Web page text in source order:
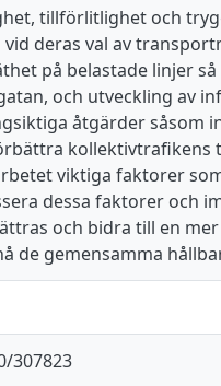
tillförlitlighet och
vid deras val av
på belastade linjer
och utveckling av
åtgärder såsom
viktiga faktorer
dessa faktorer och
och bidra till en
de gemensamma
307823